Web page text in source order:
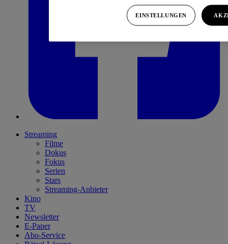
Streaming
Filme
Dokus
Fokus
Serien
Stars
Streaming-Anbieter
Kino
TV
Newsletter
E-Paper
Abo-Service
EINSTELLUNGEN